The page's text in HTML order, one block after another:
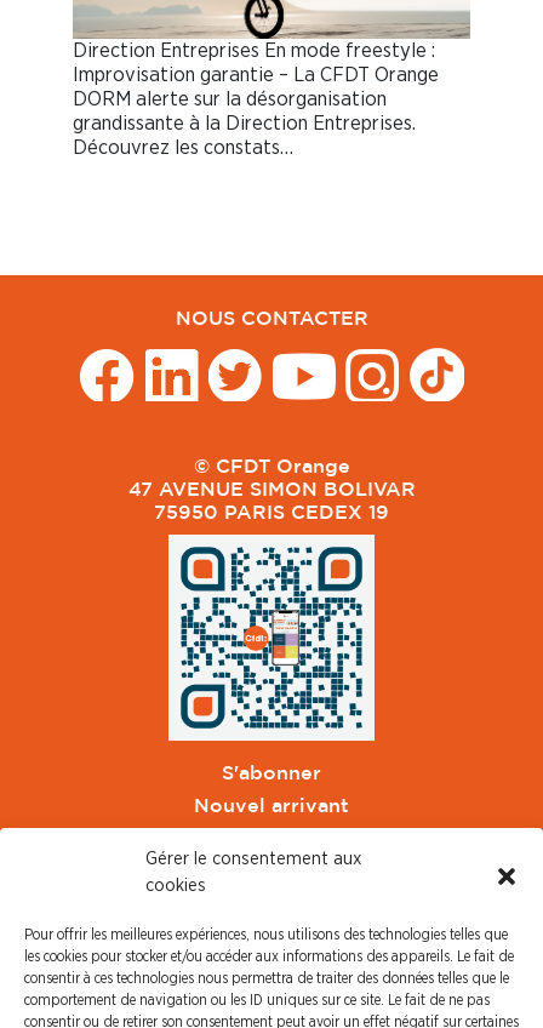
Gérer le consentement aux
cookies
Pour offrir les meilleures expériences, nous utilisons des technologies telles que
les cookies pour stocker et/ou accéder aux informations des appareils. Le fait de
consentir à ces technologies nous permettra de traiter des données telles que le
comportement de navigation ou les ID uniques sur ce site. Le fait de ne pas
consentir ou de retirer son consentement peut avoir un effet négatif sur certaines
Direction Entreprises En mode freestyle :
Improvisation garantie – La CFDT Orange
DORM alerte sur la désorganisation
grandissante à la Direction Entreprises.
Découvrez les constats…
NOUS CONTACTER
© CFDT Orange
47 AVENUE SIMON BOLIVAR
75950 PARIS CEDEX 19
S'abonner
Nouvel arrivant
CFDT Cadres
CFDT Retraités
L'UFFA